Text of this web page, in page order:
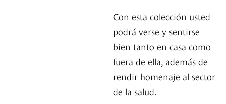
Con esta colección usted
podrá verse y sentirse
bien tanto en casa como
fuera de ella, además de
rendir homenaje al sector
de la salud.